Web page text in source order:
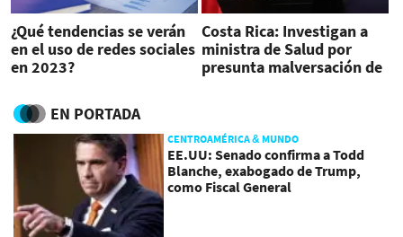
¿Qué tendencias se verán
en el uso de redes sociales
en 2023?
Costa Rica: Investigan a
ministra de Salud por
presunta malversación de
EN PORTADA
CENTROAMÉRICA & MUNDO
EE.UU: Senado confirma a Todd
Blanche, exabogado de Trump,
como Fiscal General